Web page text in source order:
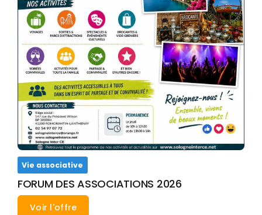
Vie associative
FORUM DES ASSOCIATIONS 2026
Voir l'offre